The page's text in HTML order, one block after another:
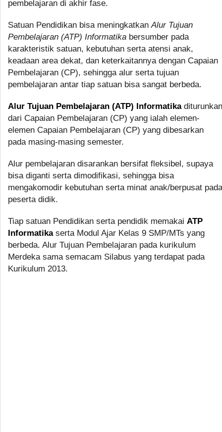
pembelajaran di akhir fase.
Satuan Pendidikan bisa meningkatkanAlur Tujuan
Pembelajaran (ATP) Informatika bersumber pada
karakteristik satuan, kebutuhan serta atensi anak,
keadaan area dekat, dan keterkaitannya dengan Capaian
Pembelajaran (CP), sehingga alur serta tujuan
pembelajaran antar tiap satuan bisa sangat berbeda.
Alur Tujuan Pembelajaran (ATP) Informatikaditurunkan
dari Capaian Pembelajaran (CP) yang ialah elemen-
elemen Capaian Pembelajaran (CP) yang dibesarkan
pada masing-masing semester.
Alur pembelajaran disarankan bersifat fleksibel, supaya
bisa diganti serta dimodifikasi, sehingga bisa
mengakomodir kebutuhan serta minat anak/berpusat pada
peserta didik.
Tiap satuan Pendidikan serta pendidik memakai ATP
Informatikaserta Modul Ajar Kelas 9 SMP/MTs yang
berbeda. Alur Tujuan Pembelajaran pada kurikulum
Merdeka sama semacam Silabus yang terdapat pada
Kurikulum 2013.